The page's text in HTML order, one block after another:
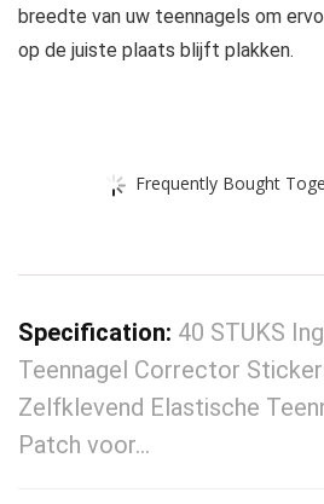
breedte van uw teennagels om
op de juiste plaats blijft plakken.
Frequently Bought
Specification: 40 STUKS
Teennagel Corrector
Zelfklevend Elastische
Patch voor…